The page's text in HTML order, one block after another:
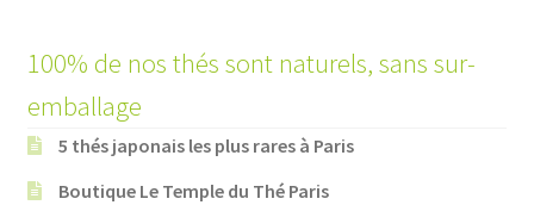
100% de nos thés sont naturels, sans sur-
emballage
5 thés japonais les plus rares à Paris
Boutique Le Temple du Thé Paris